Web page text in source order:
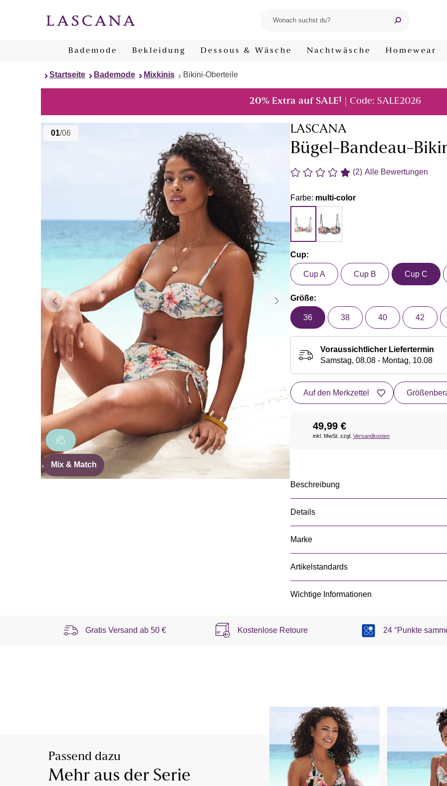
Bademode Bekleidung Dessous & Wäsche Nachtwäsche Homewear
Startseite Bademode Mixkinis Bikini-Oberteile
20% Extra auf SALE1 | Code: SALE2026
01/06
Mix & Match
LASCANA
Bügel-Bandeau-
(2) Alle Bewertungen
Farbe: multi-color
Cup:
Cup A Cup B Cup C
Größe:
36 38 40 42
Voraussichtlicher Liefertermin
Samstag, 08.08 - Montag, 10.08
Auf den Merkzettel
49,99 €
inkl. MwSt. zzgl. Versandkosten
Beschreibung
Details
Marke
Artikelstandards
Wichtige Informationen
Gratis Versand ab 50 € Kostenlose Retoure 24 °Punkte
Passend dazu
Mehr aus der Serie